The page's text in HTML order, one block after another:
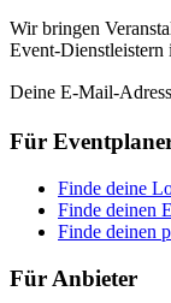
Wir bringen
Event-Dienstleistern
Deine E-Mail-
Für
Finde deine
Finde deinen
Finde deinen
Für Anbieter